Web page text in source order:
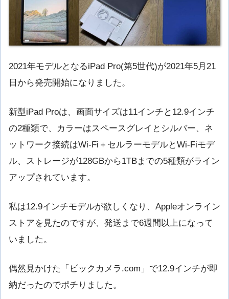
2021年モデルとなるiPad Pro(第5世代)が2021年5月21
日から発売開始になりました。
新型iPad Proは、画面サイズは11インチと12.9インチ
の2種類で、カラーはスペースグレイとシルバー、ネ
ットワーク接続はWi-Fi＋セルラーモデルとWi-Fiモデ
ル、ストレージが128GBから1TBまでの5種類がライン
アップされています。
私は12.9インチモデルが欲しくなり、Appleオンライン
ストアを見たのですが、発送まで6週間以上になって
いました。
偶然見かけた「ビックカメラ.com」で12.9インチが即
納だったのでポチりました。